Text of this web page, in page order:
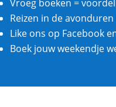
Vroeg boeken =
Reizen in de
Like ons op Facebook
Boek jouw weekendje